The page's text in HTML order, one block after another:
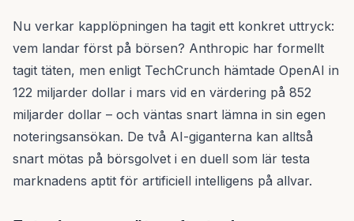
Nu verkar kapplöpningen ha tagit ett konkret uttryck:
vem landar först på börsen? Anthropic har formellt
tagit täten, men enligt TechCrunch hämtade OpenAI in
122 miljarder dollar i mars vid en värdering på 852
miljarder dollar – och väntas snart lämna in sin egen
noteringsansökan. De två AI-giganterna kan alltså
snart mötas på börsgolvet i en duell som lär testa
marknadens aptit för artificiell intelligens på allvar.